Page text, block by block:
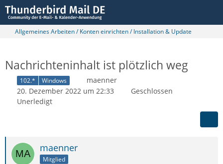
Allgemeines Arbeiten / Konten einrichten / Installation & Update
Nachrichteninhalt ist plötzlich weg
102.* Windows
maenner
20. Dezember 2022 um 22:33
Geschlossen
Unerledigt
maenner
Mitglied